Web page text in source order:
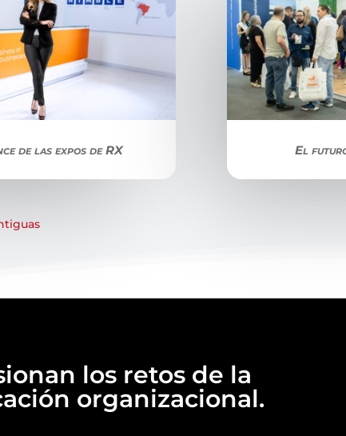
de las expos de RX El
los retos de la
organizacional.